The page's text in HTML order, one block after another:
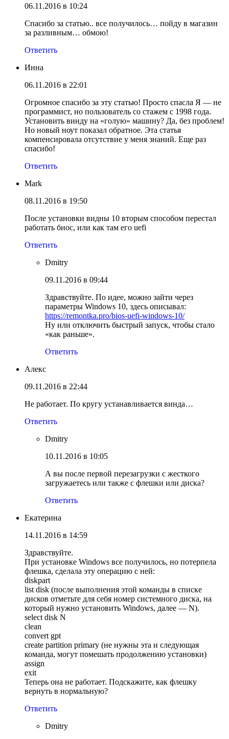
06.11.2016 в 10:24
Спасибо за статью.. все получилось… пойду в магазин
за разливным… обмою!
Ответить
Инна
06.11.2016 в 22:01
Огромное спасибо за эту статью! Просто спасла Я — не
программист, но пользователь со стажем с 1998 года.
Установить винду на «голую» машину? Да, без проблем!
Но новый ноут показал обратное. Эта статья
компенсировала отсутствие у меня знаний. Еще раз
спасибо!
Ответить
Mark
08.11.2016 в 19:50
После установки видны 10 вторым способом перестал
работать биос, или как там его uefi
Ответить
Dmitry
09.11.2016 в 09:44
Здравствуйте. По идее, можно зайти через
параметры Windows 10, здесь описывал:
https://remontka.pro/bios-uefi-windows-10/
Ну или отключить быстрый запуск, чтобы стало
«как раньше».
Ответить
Алекс
09.11.2016 в 22:44
Не работает. По кругу устанавливается винда…
Ответить
Dmitry
10.11.2016 в 10:05
А вы после первой перезагрузки с жесткого
загружаетесь или также с флешки или диска?
Ответить
Екатерина
14.11.2016 в 14:59
Здравствуйте.
При установке Windows все получилось, но потерпела
флешка, сделала эту операцию с ней:
diskpart
list disk (после выполнения этой команды в списке
дисков отметьте для себя номер системного диска, на
который нужно установить Windows, далее — N).
select disk N
clean
convert gpt
create partition primary (не нужны эта и следующая
команда, могут помешать продолжению установки)
assign
exit
Теперь она не работает. Подскажите, как флешку
вернуть в нормальную?
Ответить
Dmitry